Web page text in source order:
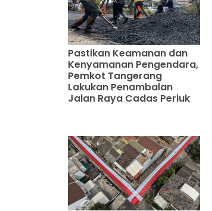
Pastikan Keamanan dan
Kenyamanan Pengendara,
Pemkot Tangerang
Lakukan Penambalan
Jalan Raya Cadas Periuk